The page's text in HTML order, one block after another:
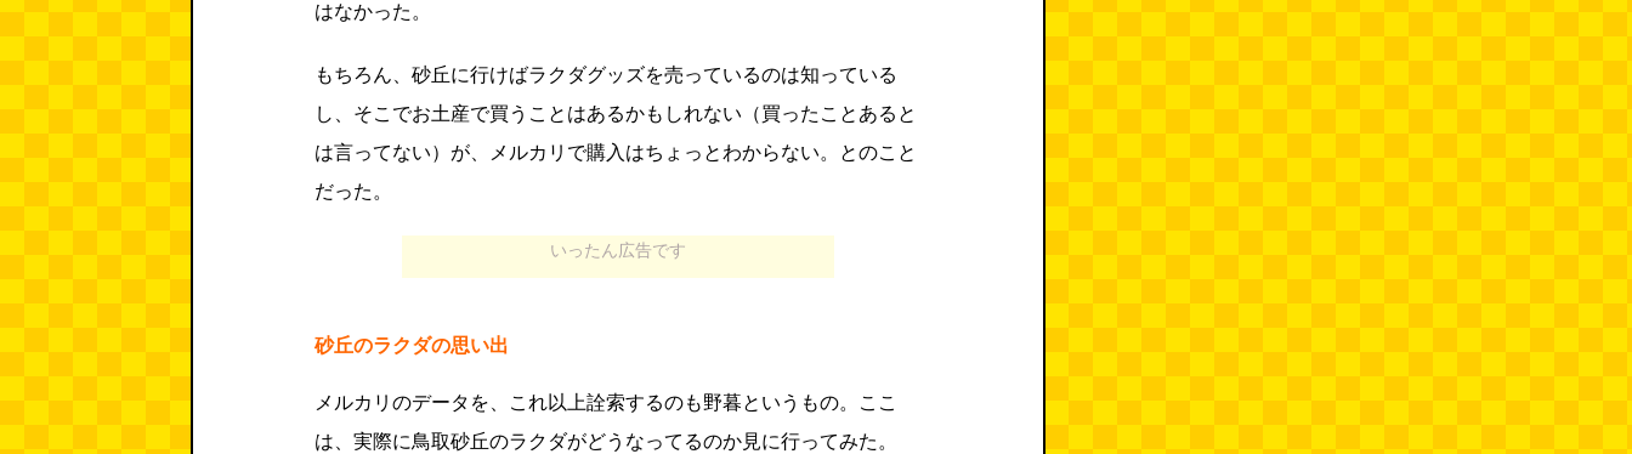
はなかった。
もちろん、砂丘に行けばラクダグッズを売っているのは知っている
し、そこでお土産で買うことはあるかもしれない（買ったことあると
は言ってない）が、メルカリで購入はちょっとわからない。とのこと
だった。
いったん広告です
砂丘のラクダの思い出
メルカリのデータを、これ以上詮索するのも野暮というもの。ここ
は、実際に鳥取砂丘のラクダがどうなってるのか見に行ってみた。